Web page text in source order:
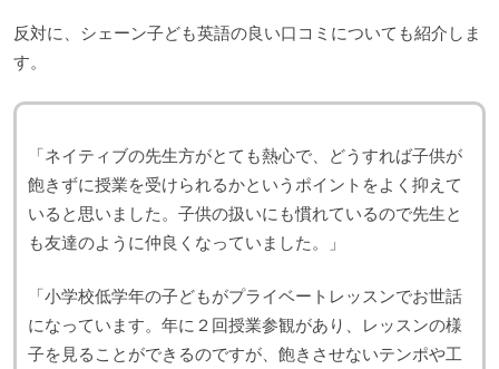
反対に、シェーン子ども英語の良い口コミについても紹介しま
す。
「ネイティブの先生方がとても熱心で、どうすれば子供が
飽きずに授業を受けられるかというポイントをよく抑えて
いると思いました。子供の扱いにも慣れているので先生と
も友達のように仲良くなっていました。」
「小学校低学年の子どもがプライベートレッスンでお世話
になっています。年に２回授業参観があり、レッスンの様
子を見ることができるのですが、飽きさせないテンポや工